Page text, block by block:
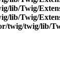
lib/Twig/
lib/Twig/
twig/twig/lib/